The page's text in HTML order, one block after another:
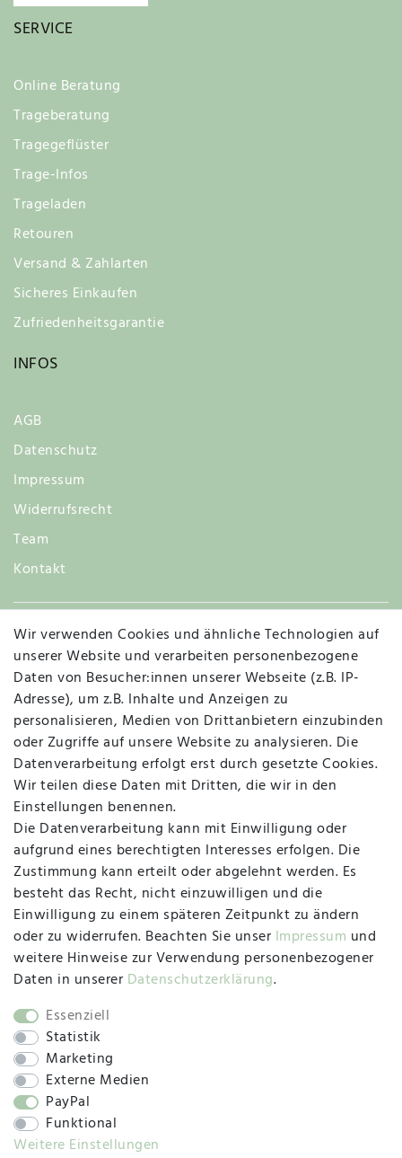
SERVICE
Online Beratung
Trageberatung
Tragegeflüster
Trage-Infos
Trageladen
Retouren
Versand & Zahlarten
Sicheres Einkaufen
Zufriedenheitsgarantie
INFOS
AGB
Datenschutz
Impressum
Widerrufsrecht
Team
Kontakt
Widerruf
Vertrag widerrufen Kontakt
MAPALI VOR ORT
Herzogstraße 10
47533 Kleve
Montag, Dienstag, Donnerstag, Freitag
09:00 Uhr bis 13:00 Uhr
Mittwoch
09:00 Uhr bis 12:00 Uhr
SOCIAL
Wir verwenden Cookies und ähnliche Technologien auf
unserer Website und verarbeiten personenbezogene
Daten von Besucher:innen unserer Webseite (z.B. IP-
Adresse), um z.B. Inhalte und Anzeigen zu
personalisieren, Medien von Drittanbietern einzubinden
oder Zugriffe auf unsere Website zu analysieren. Die
Datenverarbeitung erfolgt erst durch gesetzte Cookies.
Wir teilen diese Daten mit Dritten, die wir in den
Einstellungen benennen.
Die Datenverarbeitung kann mit Einwilligung oder
aufgrund eines berechtigten Interesses erfolgen. Die
Zustimmung kann erteilt oder abgelehnt werden. Es
besteht das Recht, nicht einzuwilligen und die
Einwilligung zu einem späteren Zeitpunkt zu ändern
oder zu widerrufen. Beachten Sie unser Impressum und
weitere Hinweise zur Verwendung personenbezogener
Daten in unserer Daten­schutz­erklärung.
Essenziell
Statistik
Marketing
Externe Medien
PayPal
Funktional
Weitere Einstellungen